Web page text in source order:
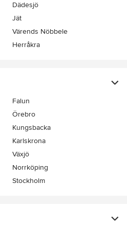
Dädesjö
Jät
Värends Nöbbele
Herråkra
Falun
Örebro
Kungsbacka
Karlskrona
Växjö
Norrköping
Stockholm